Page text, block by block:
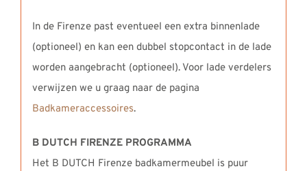
In de Firenze past eventueel een extra binnenlade
(optioneel) en kan een dubbel stopcontact in de lade
worden aangebracht (optioneel). Voor lade verdelers
verwijzen we u graag naar de pagina
Badkameraccessoires.
B DUTCH FIRENZE PROGRAMMA
Het B DUTCH Firenze badkamermeubel is puur